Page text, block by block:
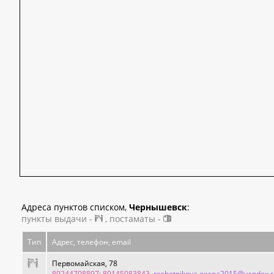
Адреса пунктов списком, Чернышевск:
пункты выдачи -
, постаматы -
Тип Адрес, телефон, email
Первомайская, 78